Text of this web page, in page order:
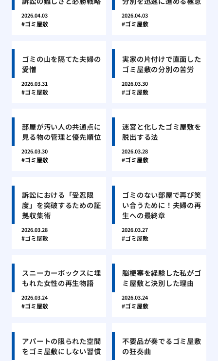
2026.04.03
ゴミ屋敷
2026.04.03
ゴミ屋敷
ゴミの山を隔てた夫婦の
愛憎
2026.03.31
ゴミ屋敷
実家の片付けで直面した
ゴミ屋敷の分別の苦労
2026.03.30
ゴミ屋敷
部屋が汚い人の共通点に
見る物の管理と優先順位
2026.03.30
ゴミ屋敷
迷宮と化したゴミ屋敷を
脱出する法
2026.03.28
ゴミ屋敷
訴訟における「受忍限
度」を突破するための証
拠収集術
2026.03.28
ゴミ屋敷
ゴミのない部屋で再び笑
い合うために！夫婦の再
生への最終章
2026.03.27
ゴミ屋敷
スニーカーボックスに埋
もれた女性の再生物語
2026.03.24
ゴミ屋敷
脳梗塞を経験した私がゴ
ミ屋敷と決別した理由
2026.03.24
ゴミ屋敷
アパートの限られた空間
をゴミ屋敷にしない習慣
不要品が奏でるゴミ屋敷
の狂奏曲